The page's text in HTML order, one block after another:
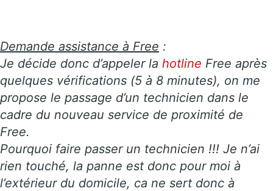
Demande assistance à Free :
Je décide donc d’appeler la hotline Free après
quelques vérifications (5 à 8 minutes), on me
propose le passage d’un technicien dans le
cadre du nouveau service de proximité de
Free.
Pourquoi faire passer un technicien !!! Je n’ai
rien touché, la panne est donc pour moi à
l’extérieur du domicile, ca ne sert donc à